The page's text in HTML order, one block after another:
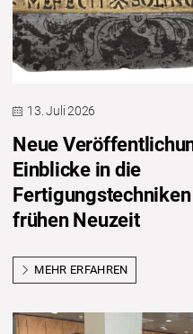
13. Juli 2026
Neue
Einblicke in die
frühen Neuzeit
MEHR ERFAHREN